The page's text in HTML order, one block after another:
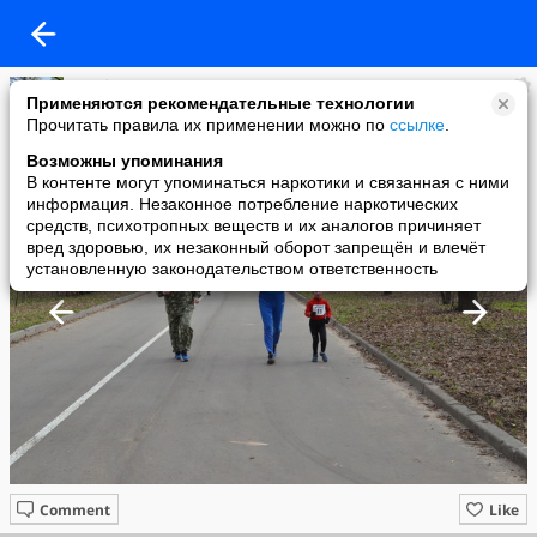
Применяются рекомендательные технологии
Прочитать правила их применении можно по ссылке
Возможны упоминания
В контенте могут упоминаться наркотики и связанная с ними
информация. Незаконное потребление наркотических
средств, психотропных веществ и их аналогов причиняет
вред здоровью, их незаконный оборот запрещён и влечёт
установленную законодательством ответственность
Клуб Сенеж
added a photo
17 Apr в 20:45
Like
Comment